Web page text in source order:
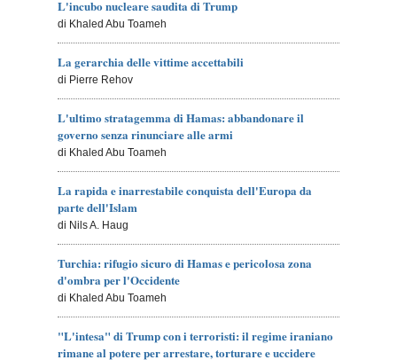
L'incubo nucleare saudita di Trump
di Khaled Abu Toameh
La gerarchia delle vittime accettabili
di Pierre Rehov
L'ultimo stratagemma di Hamas: abbandonare il
governo senza rinunciare alle armi
di Khaled Abu Toameh
La rapida e inarrestabile conquista dell'Europa da
parte dell'Islam
di Nils A. Haug
Turchia: rifugio sicuro di Hamas e pericolosa zona
d'ombra per l'Occidente
di Khaled Abu Toameh
"L'intesa" di Trump con i terroristi: il regime iraniano
rimane al potere per arrestare, torturare e uccidere